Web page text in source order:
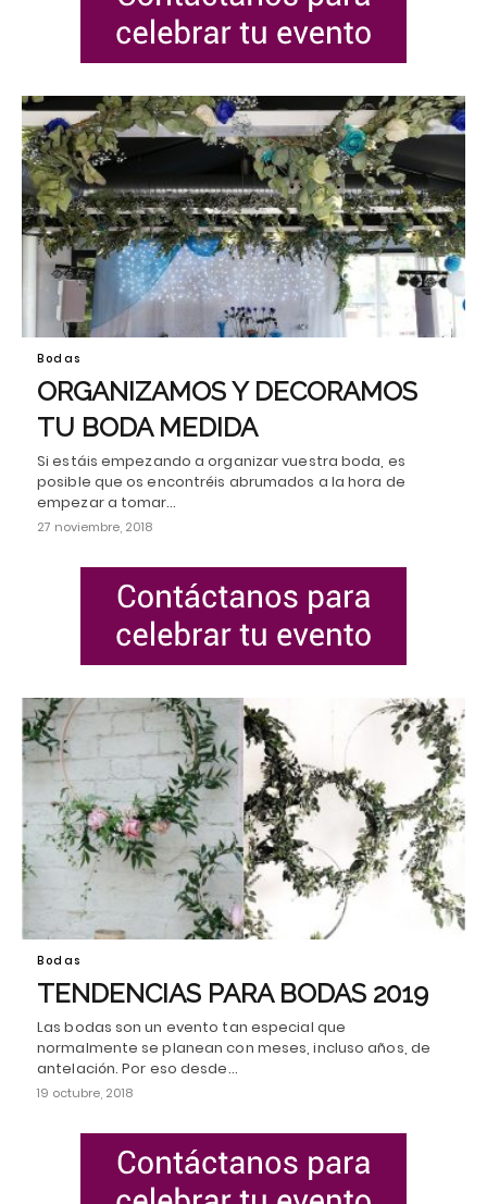
Bodas
ORGANIZAMOS Y DECORAMOS
TU BODA MEDIDA
Si estáis empezando a organizar vuestra boda, es
posible que os encontréis abrumados a la hora de
empezar a tomar…
27 noviembre, 2018
Bodas
TENDENCIAS PARA BODAS 2019
Las bodas son un evento tan especial que
normalmente se planean con meses, incluso años, de
antelación. Por eso desde…
19 octubre, 2018